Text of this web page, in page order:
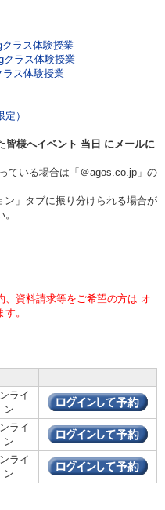
クラス体験授業
クラス体験授業
ラス体験授業
）
皆様へイベント 当日 にメールに
ている場合は「＠agos.co.jp」の
」タブに振り分けられる場合が
、資料請求等をご希望の方は オ
。
ライ
ン
ライ
ン
ライ
ン